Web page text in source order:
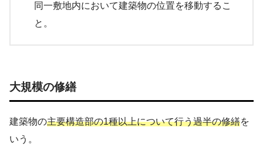
同一敷地内において建築物の位置を移動するこ
と。
大規模の修繕
建築物の主要構造部の1種以上について行う過半の修繕を
いう。